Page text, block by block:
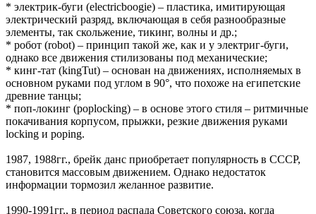
* электрик-буги (electricboogie) – пластика, имитирующая
электрический разряд, включающая в себя разнообразные
элементы, так скольжение, тикинг, волны и др.;
* робот (robot) – принцип такой же, как и у электриг-буги,
однако все движения стилизованы под механические;
* кинг-тат (kingTut) – основан на движениях, исполняемых в
основном руками под углом в 90°, что похоже на египетские
древние танцы;
* поп-локинг (poplocking) – в основе этого стиля – ритмичные
покачивания корпусом, прыжки, резкие движения руками
locking и poping.
1987, 1988гг., брейк данс приобретает популярность в СССР,
становится массовым движением. Однако недостаток
информации тормозил желанное развитие.
1990-1991гг., в период распада Советского союза, когда